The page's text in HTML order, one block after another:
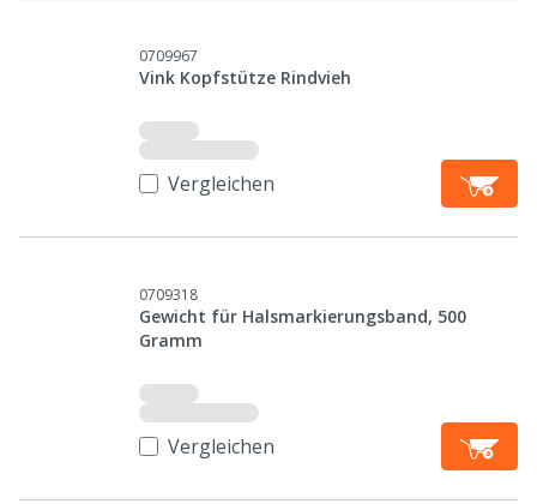
0709967
Vink Kopfstütze Rindvieh
Vergleichen
0709318
Gewicht für Halsmarkierungsband, 500
Gramm
Vergleichen